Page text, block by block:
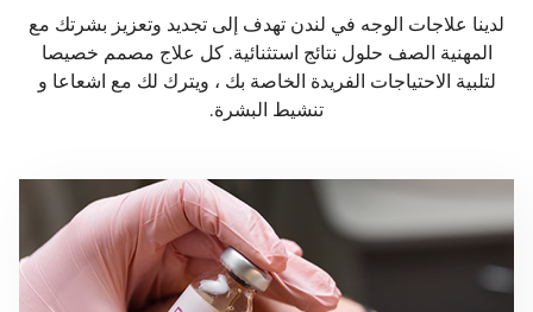
لدينا علاجات الوجه في لندن تهدف إلى تجديد وتعزيز بشرتك مع
المهنية الصف حلول نتائج استثنائية. كل علاج مصمم خصيصا
لتلبية الاحتياجات الفريدة الخاصة بك ، ويترك لك مع اشعاعا و
تنشيط البشرة.